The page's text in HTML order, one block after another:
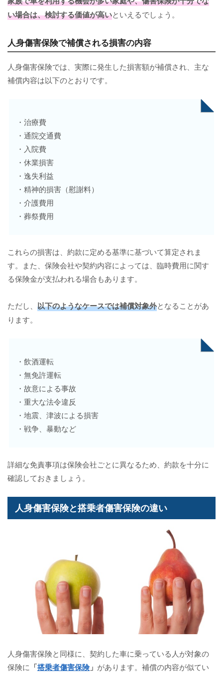
い場合は、検討する価値が高いといえるでしょう。
人身傷害保険で補償される損害の内容
人身傷害保険では、実際に発生した損害額が補償され、主な
補償内容は以下のとおりです。
・治療費
・通院交通費
・入院費
・休業損害
・逸失利益
・精神的損害（慰謝料）
・介護費用
・葬祭費用
これらの損害は、約款に定める基準に基づいて算定されま
す。また、保険会社や契約内容によっては、臨時費用に関す
る保険金が支払われる場合もあります。
ただし、 以下のようなケースでは補償対象外となることがあ
ります。
・飲酒運転
・無免許運転
・故意による事故
・重大な法令違反
・地震、津波による損害
・戦争、暴動など
詳細な免責事項は保険会社ごとに異なるため、約款を十分に
確認しておきましょう。
人身傷害保険と搭乗者傷害保険の違い
人身傷害保険と同様に、契約した車に乗っている人が対象の
保険に 「搭乗者傷害保険」 があります。補償の内容が似てい